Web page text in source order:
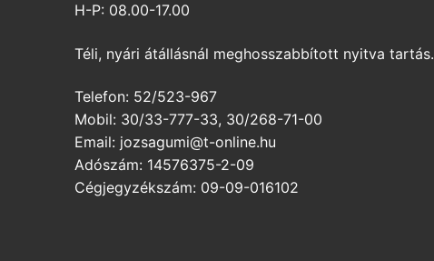
H-P: 08.00-17.00
Téli, nyári átállásnál meghosszabbított nyitva tartás.
Telefon: 52/523-967
Mobil: 30/33-777-33, 30/268-71-00
Email: jozsagumi@t-online.hu
Adószám: 14576375-2-09
Cégjegyzékszám: 09-09-016102